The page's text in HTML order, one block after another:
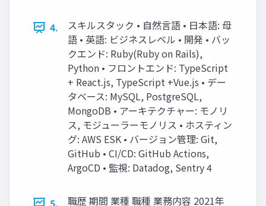
4.
スキルスタック • 自然言語 • 日本語: 母
語 • 英語: ビジネスレベル • 開発 • バッ
クエンド: Ruby(Ruby on Rails),
Python • フロントエンド: TypeScript
+ React.js, TypeScript +Vue.js • デー
タベース: MySQL, PostgreSQL,
MongoDB • アーキテクチャー: モノリ
ス, モジューラーモノリス • ホスティン
グ: AWS ESK • バージョン管理: Git,
GitHub • CI/CD: GitHub Actions,
ArgoCD • 監視: Datadog, Sentry 4
職歴 期間 業種 職種 業務内容 2021年